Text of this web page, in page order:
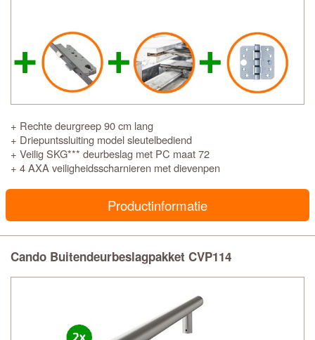
+ Rechte deurgreep 90 cm lang
+ Driepuntssluiting model sleutelbediend
+ Veilig SKG*** deurbeslag met PC maat 72
+ 4 AXA veiligheidsscharnieren met dievenpen
Productinformatie
Cando Buitendeurbeslagpakket CVP114